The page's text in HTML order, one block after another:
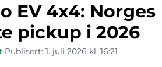
EV 4x4: Norges
pickup i 2026
•Publisert: 1. juli 2026 kl. 16:21